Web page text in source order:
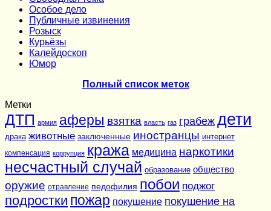
Особое дело
Публичные извинения
Розыск
Курьёзы
Калейдоскоп
Юмор
Полный список меток
Метки
ДТП армия аферы взятка власть газ грабеж дети
драка животные заключенные иностранцы интернет
компенсация коррупция кража медицина наркотики
несчастный случай образование общество
оружие отравление педофилия побои поджог
подростки пожар покушение покушение на